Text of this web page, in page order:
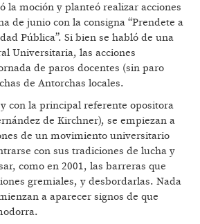
la moción y planteó realizar acciones
de junio con la consigna “Prendete a
Pública”. Si bien se habló de una
Universitaria, las acciones
de paros docentes (sin paro
de Antorchas locales.
con la principal referente opositora
de Kirchner), se empiezan a
de un movimiento universitario
con sus tradiciones de lucha y
como en 2001, las barreras que
gremiales, y desbordarlas. Nada
a aparecer signos de que